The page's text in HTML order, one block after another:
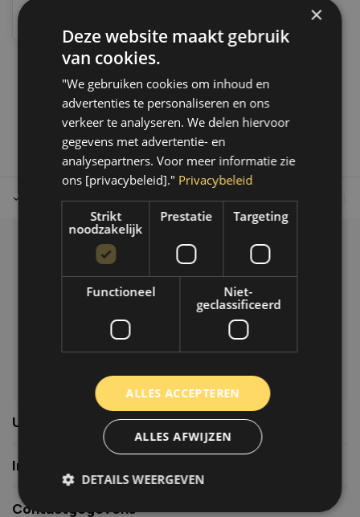
1
Tot 30 dagen retour sturen. Op werkdagen voor 14.00 uur
Klantenservice
Veelgestelde vragen
06-39119169
info@autoklusser.nl
Usefull links
Informatie
Contactgegevens
×
Deze website maakt gebruik
van cookies.
"We gebruiken cookies om inhoud en
advertenties te personaliseren en ons
verkeer te analyseren. We delen hiervoor
gegevens met advertentie- en
analysepartners. Voor meer informatie zie
ons [privacybeleid]." Privacybeleid
Strikt
noodzakelijk
Prestatie Targeting
Functioneel
Niet-
geclassificeerd
ALLES ACCEPTEREN
ALLES AFWIJZEN
DETAILS WEERGEVEN